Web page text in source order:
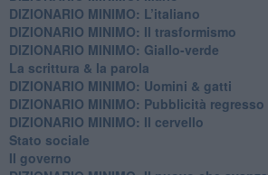
DIZIONARIO MINIMO: L’italiano
DIZIONARIO MINIMO: Il trasformismo
DIZIONARIO MINIMO: Giallo-verde
La scrittura & la parola
​DIZIONARIO MINIMO: Uomini & gatti
DIZIONARIO MINIMO: ​Pubblicità regresso
DIZIONARIO MINIMO: Il cervello
Stato sociale
Il governo